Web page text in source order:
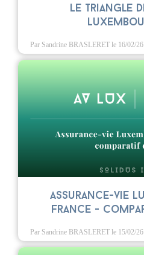
Le triangle
Par Sandrine BRASLERET le 16/02/26
Assurance-vie
France -
Par Sandrine BRASLERET le 15/02/26